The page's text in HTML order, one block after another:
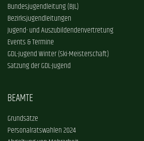
Bundesjugendleitung (BJL)
Bezirksjugendleitungen
Jugend- und Auszubildendenvertretung
Events & Termine
GDL-Jugend Winter (Ski-Meisterschaft)
Satzung der GDL-Jugend
BEAMTE
Grundsätze
Personalratswahlen 2024